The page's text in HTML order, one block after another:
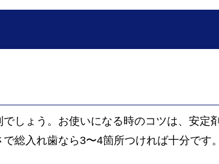
しょう。お使いになる時のコツは、安定
総入れ歯なら3〜4箇所つければ十分です